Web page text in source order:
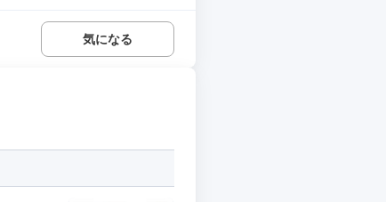
気になる